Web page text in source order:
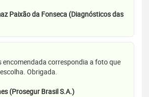
Paixão da Fonseca (Diagnósticos das
encomendada correspondia a foto que
Obrigada.
(Prosegur Brasil S.A.)